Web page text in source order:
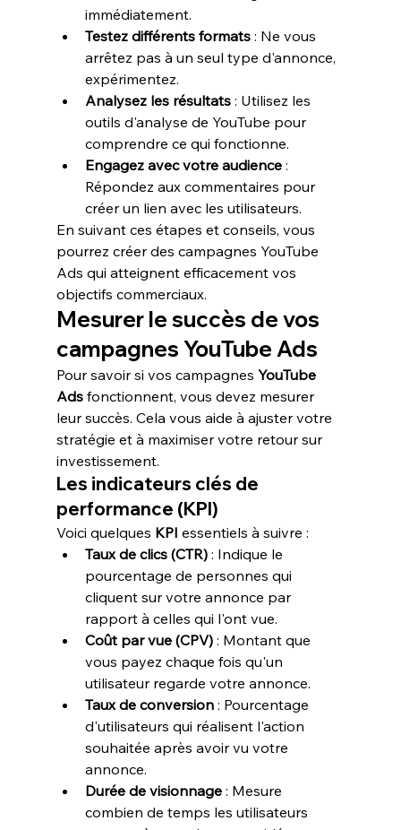
immédiatement.
Testez différents formats : Ne vous
arrêtez pas à un seul type d'annonce,
expérimentez.
Analysez les résultats : Utilisez les
outils d'analyse de YouTube pour
comprendre ce qui fonctionne.
Engagez avec votre audience :
Répondez aux commentaires pour
créer un lien avec les utilisateurs.
En suivant ces étapes et conseils, vous
pourrez créer des campagnes YouTube
Ads qui atteignent efficacement vos
objectifs commerciaux.
Mesurer le succès de vos
campagnes YouTube Ads
Pour savoir si vos campagnes YouTube
Ads fonctionnent, vous devez mesurer
leur succès. Cela vous aide à ajuster votre
stratégie et à maximiser votre retour sur
investissement.
Les indicateurs clés de
performance (KPI)
Voici quelques KPI essentiels à suivre :
Taux de clics (CTR) : Indique le
pourcentage de personnes qui
cliquent sur votre annonce par
rapport à celles qui l'ont vue.
Coût par vue (CPV) : Montant que
vous payez chaque fois qu'un
utilisateur regarde votre annonce.
Taux de conversion : Pourcentage
d'utilisateurs qui réalisent l'action
souhaitée après avoir vu votre
annonce.
Durée de visionnage : Mesure
combien de temps les utilisateurs